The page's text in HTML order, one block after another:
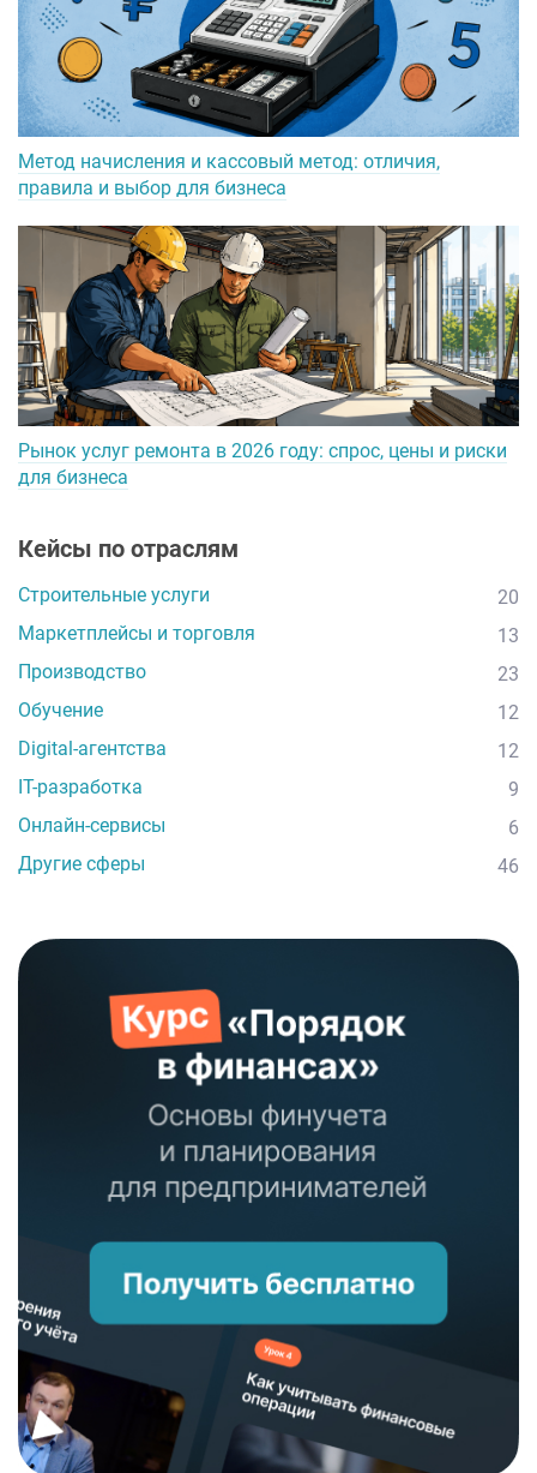
Метод начисления и кассовый метод: отличия,
правила и выбор для бизнеса
Рынок услуг ремонта в 2026 году: спрос, цены и риски
для бизнеса
Кейсы по отраслям
Строительные услуги
20
Маркетплейсы и торговля
13
Производство
23
Обучение
12
Digital-агентства
12
IT-разработка
9
Онлайн-сервисы
6
Другие сферы
46